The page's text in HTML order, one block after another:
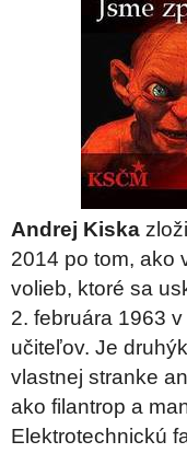
Andrej Kiska
2014 po tom, ako
volieb, ktoré sa
2. februára 1963
učiteľov. Je
vlastnej stranke
ako filantrop a
Elektrotechnickú